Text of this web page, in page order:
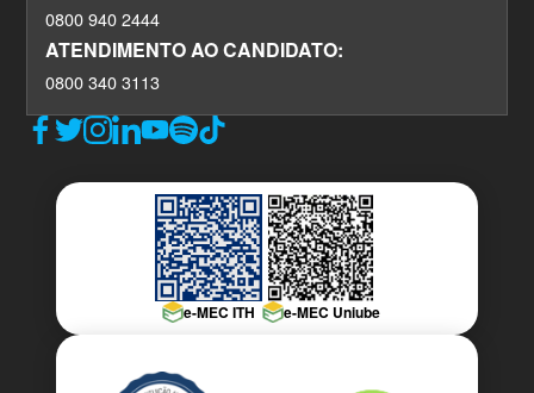
0800 940 2444
ATENDIMENTO AO CANDIDATO:
0800 340 3113
e-MEC ITH e-MEC Uniube